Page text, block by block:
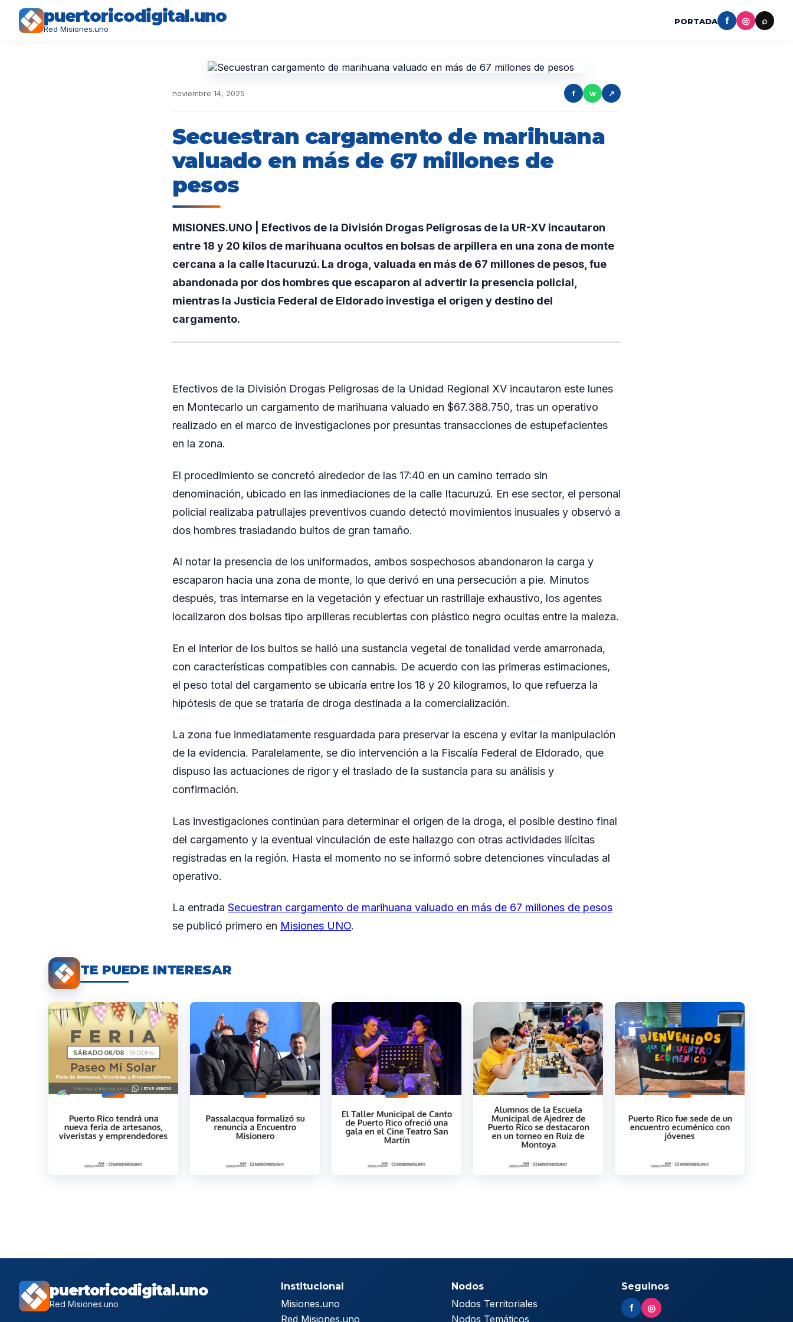
puertoricodigital.uno
Red Misiones.uno
PORTADA f ◎ ⌕
noviembre 14, 2025 f w ↗
Secuestran cargamento de marihuana
valuado en más de 67 millones de
pesos
MISIONES.UNO | Efectivos de la División Drogas Peligrosas de la UR-XV incautaron
entre 18 y 20 kilos de marihuana ocultos en bolsas de arpillera en una zona de monte
cercana a la calle Itacuruzú. La droga, valuada en más de 67 millones de pesos, fue
abandonada por dos hombres que escaparon al advertir la presencia policial,
mientras la Justicia Federal de Eldorado investiga el origen y destino del
cargamento.
Efectivos de la División Drogas Peligrosas de la Unidad Regional XV incautaron este lunes
en Montecarlo un cargamento de marihuana valuado en $67.388.750, tras un operativo
realizado en el marco de investigaciones por presuntas transacciones de estupefacientes
en la zona.
El procedimiento se concretó alrededor de las 17:40 en un camino terrado sin
denominación, ubicado en las inmediaciones de la calle Itacuruzú. En ese sector, el personal
policial realizaba patrullajes preventivos cuando detectó movimientos inusuales y observó a
dos hombres trasladando bultos de gran tamaño.
Al notar la presencia de los uniformados, ambos sospechosos abandonaron la carga y
escaparon hacia una zona de monte, lo que derivó en una persecución a pie. Minutos
después, tras internarse en la vegetación y efectuar un rastrillaje exhaustivo, los agentes
localizaron dos bolsas tipo arpilleras recubiertas con plástico negro ocultas entre la maleza.
En el interior de los bultos se halló una sustancia vegetal de tonalidad verde amarronada,
con características compatibles con cannabis. De acuerdo con las primeras estimaciones,
el peso total del cargamento se ubicaría entre los 18 y 20 kilogramos, lo que refuerza la
hipótesis de que se trataría de droga destinada a la comercialización.
La zona fue inmediatamente resguardada para preservar la escena y evitar la manipulación
de la evidencia. Paralelamente, se dio intervención a la Fiscalía Federal de Eldorado, que
dispuso las actuaciones de rigor y el traslado de la sustancia para su análisis y
confirmación.
Las investigaciones continúan para determinar el origen de la droga, el posible destino final
del cargamento y la eventual vinculación de este hallazgo con otras actividades ilícitas
registradas en la región. Hasta el momento no se informó sobre detenciones vinculadas al
operativo.
La entrada Secuestran cargamento de marihuana valuado en más de 67 millones de pesos
se publicó primero en Misiones UNO.
TE PUEDE INTERESAR
puertoricodigital.uno
Red Misiones.uno
Institucional
Misiones.uno
Red Misiones.uno
Nodos
Nodos Territoriales
Nodos Temáticos
Seguinos
f ◎